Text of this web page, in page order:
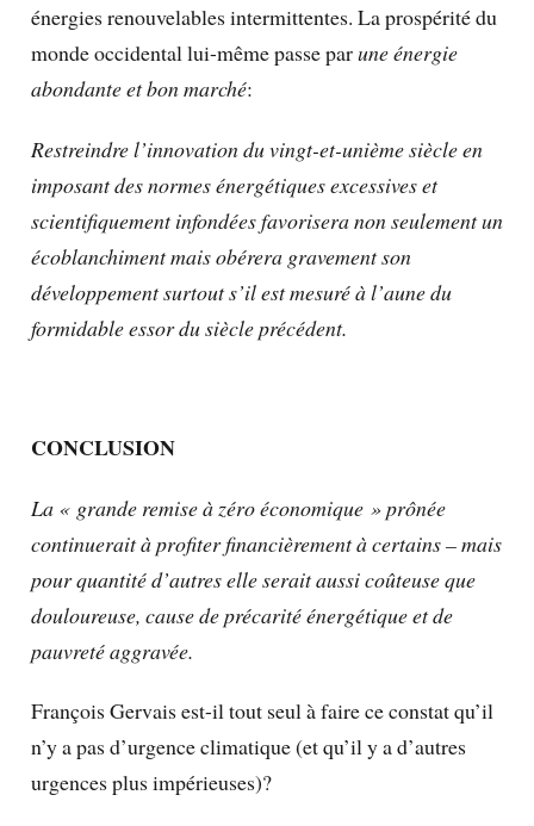
énergies renouvelables intermittentes. La prospérité du
monde occidental lui-même passe parune énergie
abondante et bon marché:
Restreindre l’innovation du vingt-et-unième siècle en
imposant des normes énergétiques excessives et
scientifiquement infondées favorisera non seulement un
écoblanchiment mais obérera gravement son
développement surtout s’il est mesuré à l’aune du
formidable essor du siècle précédent.
CONCLUSION
La « grande remise à zéro économique » prônée
continuerait à profiter financièrement à certains – mais
pour quantité d’autres elle serait aussi coûteuse que
douloureuse, cause de précarité énergétique et de
pauvreté aggravée.
François Gervais est-il tout seul à faire ce constat qu’il
n’y a pas d’urgence climatique (et qu’il y a d’autres
urgences plus impérieuses)?